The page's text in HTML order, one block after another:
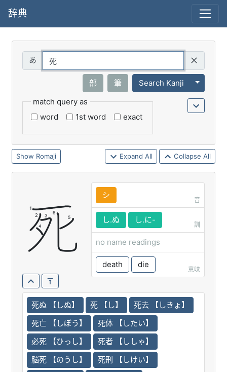
辞典
部 筆 Search Kanji
Toggle
match query as
word
1st word exact
Romaji Expand All Collapse All
死 シ
音
し.ぬ し.に-
訓
no name readings
death die
意味
死ぬ 【しぬ】 死 【し】
死去 【しきょ】
死亡 【しぼう】
死体 【したい】
必死 【ひっし】
死者 【ししゃ】
脳死 【のうし】
死刑 【しけい】